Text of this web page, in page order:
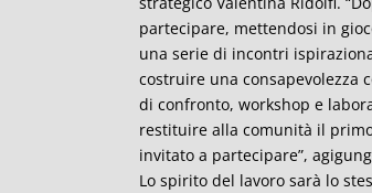
partecipare, mettendosi in
una serie di incontri
costruire una consapevolezza
di confronto, workshop e
restituire alla comunità il
invitato a partecipare”,
Lo spirito del lavoro sarà lo